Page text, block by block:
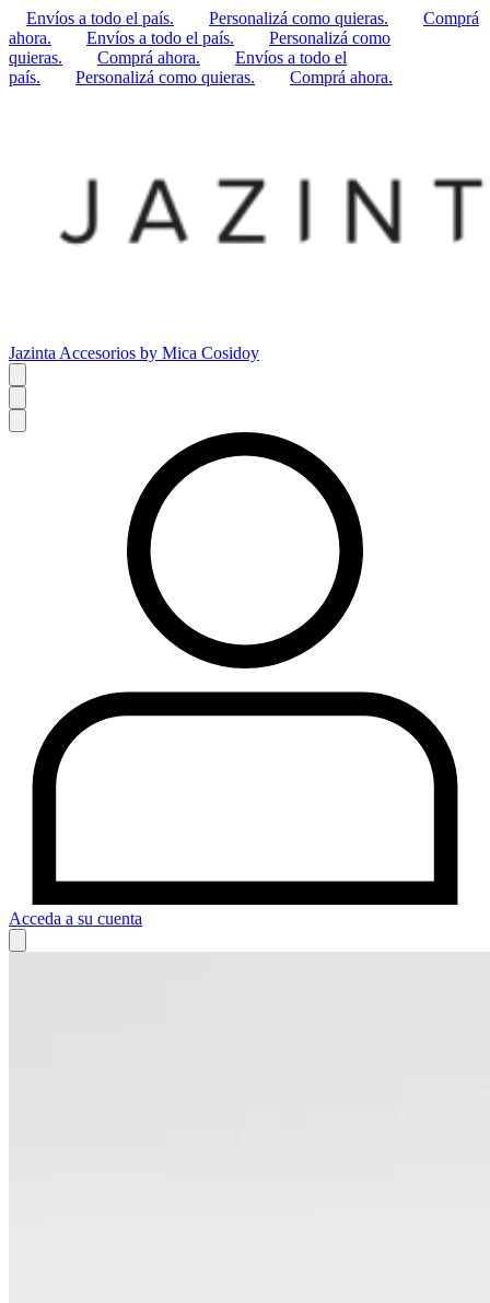
Envíos a todo el país. Personalizá como quieras.
Comprá
ahora.
Envíos a todo el país.
Personalizá como
quieras.
Comprá ahora.
Envíos a todo el
país.
Personalizá como quieras. Comprá ahora.
Jazinta Accesorios by Mica Cosidoy
Acceda a su cuenta